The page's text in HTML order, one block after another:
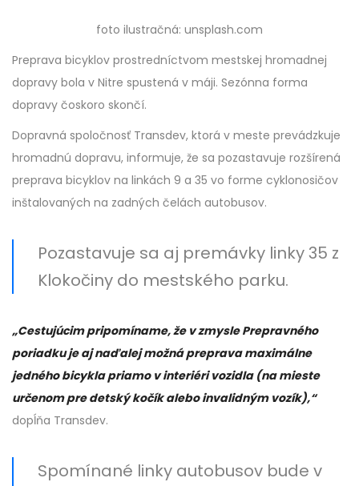
foto ilustračná: unsplash.com
Preprava bicyklov prostredníctvom mestskej hromadnej
dopravy bola v Nitre spustená v máji. Sezónna forma
dopravy čoskoro skončí.
Dopravná spoločnosť Transdev, ktorá v meste prevádzkuje
hromadnú dopravu, informuje, že sa pozastavuje rozšírená
preprava bicyklov na linkách 9 a 35 vo forme cyklonosičov
inštalovaných na zadných čelách autobusov.
Pozastavuje sa aj premávky linky 35 z
Klokočiny do mestského parku.
„Cestujúcim pripomíname, že v zmysle Prepravného
poriadku je aj naďalej možná preprava maximálne
jedného bicykla priamo v interiéri vozidla (na mieste
určenom pre detský kočík alebo invalidným vozík),“
dopĺňa Transdev.
Spomínané linky autobusov bude v